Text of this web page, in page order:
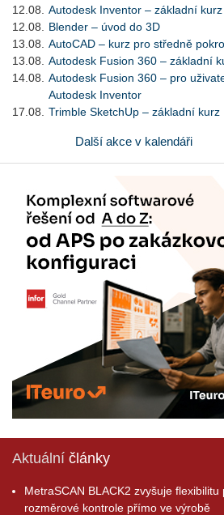
12.08.
Autodesk Inventor – základní kurz
12.08.
Blender – úvod do 3D
13.08.
AutoCAD – kurz pro středně
13.08.
Autodesk Fusion 360 – základní
14.08.
Autodesk Fusion 360 – pro
Autodesk Inventor
17.08.
Trimble SketchUp – základní kurz
Další akce v kalendáři
Aktuální články
MetraSCAN BLACK2 zvyšuje flexibilitu
rozměrové kontrole přímo ve výrobě